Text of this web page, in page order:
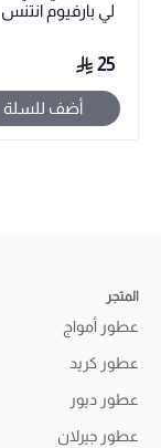
لي بارفيوم انتنس
25
أضف للسلة
المتجر
عطور أمواج
عطور كريد
عطور ديور
عطور جيرلان